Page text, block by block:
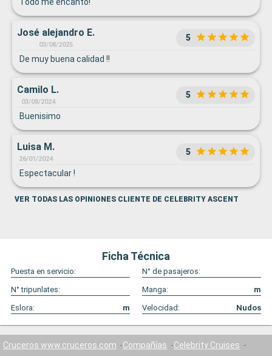
Todo me encantó!
José alejandro E.
03/08/2025
5
De muy buena calidad !!
Camilo L.
03/08/2024
5
Buenisimo
Luisa M.
26/01/2024
5
Espectacular !
VER TODAS LAS OPINIONES CLIENTE DE CELEBRITY ASCENT
Ficha Técnica
Puesta en servicio:
N° de pasajeros:
N° tripunlates:
Manga:
m
Eslora:
m Velocidad: Nudos
Cruceros www.cruceros.com Compañías
Celebrity Cruises